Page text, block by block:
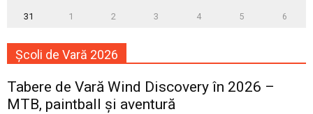
31 1 2 3 4 5 6
Școli de Vară 2026
Tabere de Vară Wind Discovery în 2026 –
MTB, paintball și aventură